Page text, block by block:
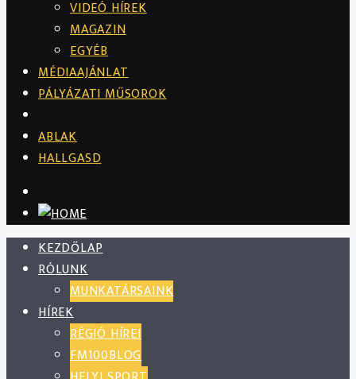
VIDEÓ HÍREK
MAGAZIN
EGYÉB
MÉDIAAJÁNLAT
PÁLYÁZATI MŰSOROK
ABLAK
HALLGASD
KEZDŐLAP
RÓLUNK
MUNKATÁRSAINK
HÍREK
RÉGIÓ HÍREI
FM100BLOG